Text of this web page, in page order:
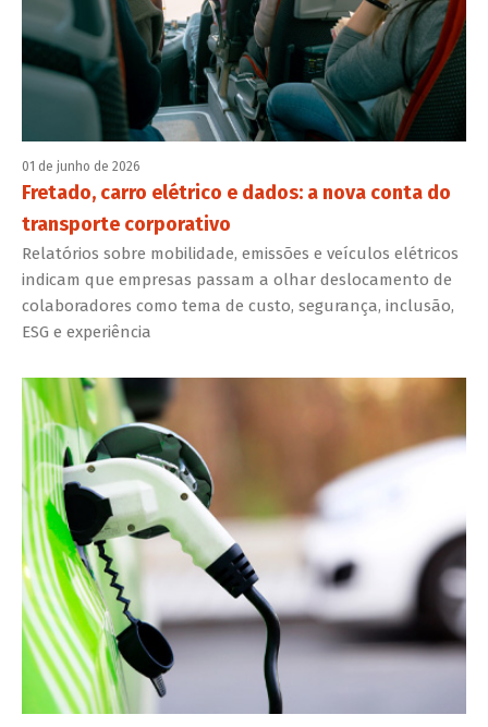
01 de junho de 2026
Fretado, carro elétrico e dados: a nova conta do
transporte corporativo
Relatórios sobre mobilidade, emissões e veículos elétricos
indicam que empresas passam a olhar deslocamento de
colaboradores como tema de custo, segurança, inclusão,
ESG e experiência